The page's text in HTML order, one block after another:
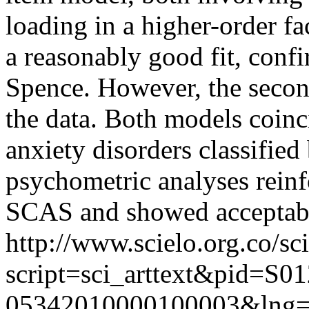
loading in a higher-order
a reasonably good fit,
Spence. However, the
the data. Both models
anxiety disorders
psychometric analyses
SCAS and showed
http://www.scielo.org.co/